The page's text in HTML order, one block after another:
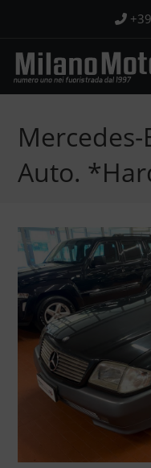
contenuto
Mercedes-
Auto.